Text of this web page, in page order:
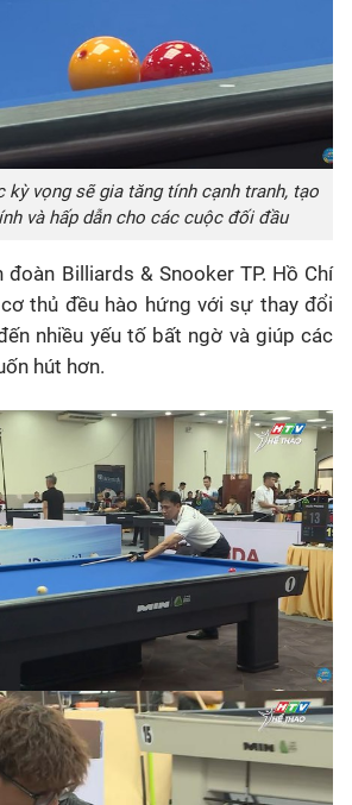
kỳ vọng sẽ gia tăng tính cạnh tranh, tạo
và hấp dẫn cho các cuộc đối đầu
đoàn Billiards & Snooker TP. Hồ Chí
thủ đều hào hứng với sự thay đổi
nhiều yếu tố bất ngờ và giúp các
hút hơn.